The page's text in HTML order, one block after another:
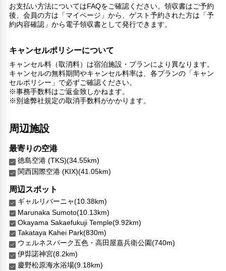
お支払い方法についてはFAQをご確認ください。領収書はご予約
後、会員の方は「マイページ」から、ゲスト予約された方は「予
約内容確認」から電子領収書として発行できます。
キャンセルポリシーについて
キャンセル料（取消料）は宿泊施設・プランにより異なります。
キャンセルの無料期間やキャンセル料率は、各プランの「キャン
セルポリシー」で必ずご確認ください。
※事務手数料はご返金致しかねます。
※別途弊社規定の取消手数料がかかります。
周辺施設
最寄りの空港
徳島空港 (TKS)(34.55km)
関西国際空港 (KIX)(41.05km)
周辺スポット
ギャルリバーニャ(10.38km)
Marunaka Sumoto(10.13km)
Okayama Sakaefukuji Temple(9.92km)
Takataya Kahei Park(830m)
ウェルネスパーク五色・高田屋嘉兵衛公園(740m)
伊弉諾神宮(8.2km)
慶野松原海水浴場(9.18km)